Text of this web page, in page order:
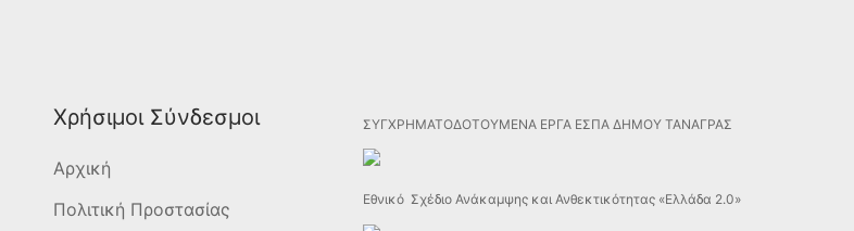
Χρήσιμοι Σύνδεσμοι
Αρχική
Πολιτική Προστασίας
ΣΥΓΧΡΗΜΑΤΟΔΟΤΟΥΜΕΝΑ ΕΡΓΑ ΕΣΠΑ ΔΗΜΟΥ ΤΑΝΑΓΡΑΣ
Εθνικό Σχέδιο Ανάκαμψης και Ανθεκτικότητας «Ελλάδα 2.0»